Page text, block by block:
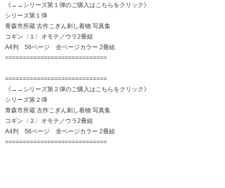
《→→シリーズ第１弾のご購入はこちらをクリック》
シリーズ第１弾
青森市所蔵 古作こぎん刺し着物 写真集
コギン〈１〉オモテ／ウラ2冊組
A4判 56ページ 全ページカラー 2冊組
=============================
=============================
《→→シリーズ第２弾のご購入はこちらをクリック》
シリーズ第２弾
青森市所蔵 古作こぎん刺し着物 写真集
コギン〈２〉オモテ／ウラ2冊組
A4判 56ページ 全ページカラー 2冊組
=============================